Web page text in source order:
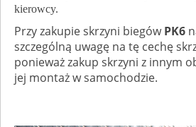
kierowcy.
Przy zakupie skrzyni biegówPK6
szczególną uwagę na tę cechę
ponieważ zakup skrzyni z innym
jej montaż w samochodzie.